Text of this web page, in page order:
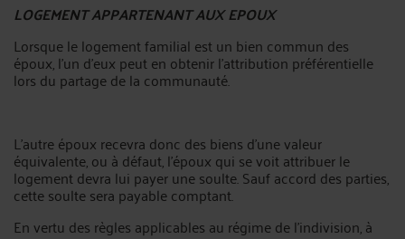
LOGEMENT APPARTENANT AUX EPOUX
Lorsque le logement familial est un bien commun des
époux, l'un d'eux peut en obtenir l'attribution préférentielle
lors du partage de la communauté.
L'autre époux recevra donc des biens d'une valeur
équivalente, ou à défaut, l'époux qui se voit attribuer le
logement devra lui payer une soulte. Sauf accord des parties,
cette soulte sera payable comptant.
En vertu des règles applicables au régime de l'indivision, à